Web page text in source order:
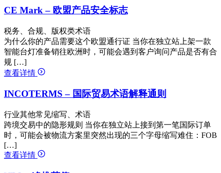
CE Mark – 欧盟产品安全标志
税务、合规、版权类术语
为什么你的产品需要这个欧盟通行证 当你在独立站上架一款
智能台灯准备销往欧洲时，可能会遇到客户询问产品是否有合
规 […]
查看详情
INCOTERMS – 国际贸易术语解释通则
行业其他常见缩写、术语
跨境交易中的隐形规则 当你在独立站上接到第一笔国际订单
时，可能会被物流方案里突然出现的三个字母缩写难住：FOB
[…]
查看详情